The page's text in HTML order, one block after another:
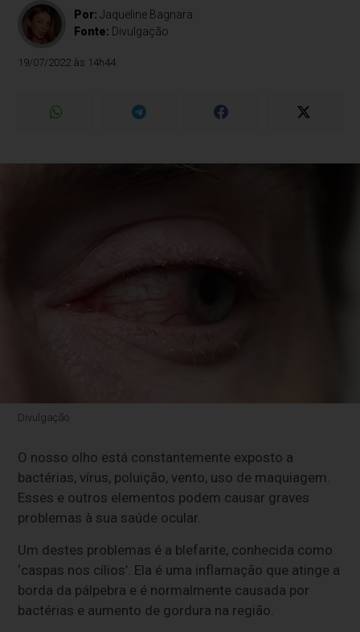
Por:Jaqueline Bagnara
Fonte: Divulgação
19/07/2022 às 14h44
Divulgação
O nosso olho está constantemente exposto a
bactérias, vírus, poluição, vento, uso de maquiagem.
Esses e outros elementos podem causar graves
problemas à sua saúde ocular.
Um destes problemas é a blefarite, conhecida como
‘caspas nos cílios’. Ela é uma inflamação que atinge a
borda da pálpebra e é normalmente causada por
bactérias e aumento de gordura na região.